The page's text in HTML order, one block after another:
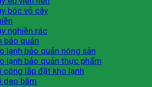
bóc vỏ cây
nghiền rác
bảo quản
lạnh bảo quản nông sản
lạnh bảo quản thực phẩm
công lắp đặt kho lạnh
dao băm